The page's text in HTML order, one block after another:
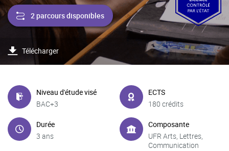
2 parcours disponibles
Télécharger
Niveau d'étude visé
BAC+3
ECTS
180 crédits
Durée
3 ans
Composante
UFR Arts, Lettres,
Communication